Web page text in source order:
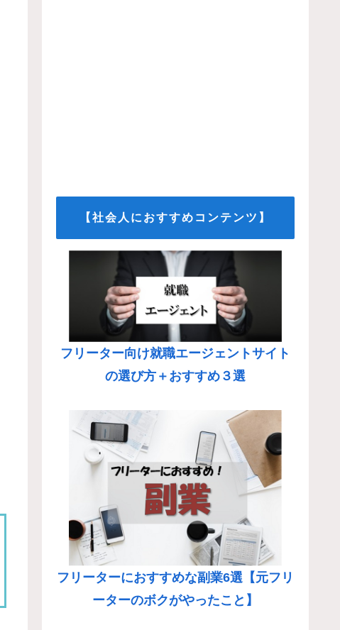
【社会人におすすめコンテンツ】
フリーター向け就職エージェントサイト
の選び方＋おすすめ３選
フリーターにおすすめな副業6選【元フリ
ーターのボクがやったこと】